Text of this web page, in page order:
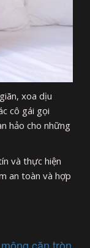
xoa dịu
cô gái gọi
hảo cho những
và thực hiện
an toàn và hợp
căn tròn